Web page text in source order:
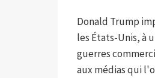
Donald Trump
les États-Unis, à
guerres
aux médias qui